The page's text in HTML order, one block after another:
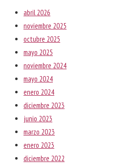
abril 2026
noviembre 2025
octubre 2025
mayo 2025
noviembre 2024
mayo 2024
enero 2024
diciembre 2023
junio 2023
marzo 2023
enero 2023
diciembre 2022